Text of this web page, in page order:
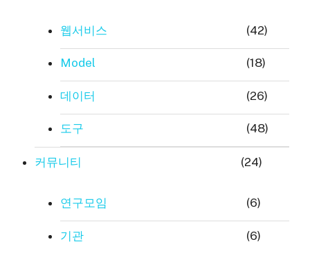
웹서비스 (42)
Model (18)
데이터 (26)
도구 (48)
커뮤니티 (24)
연구모임 (6)
기관 (6)